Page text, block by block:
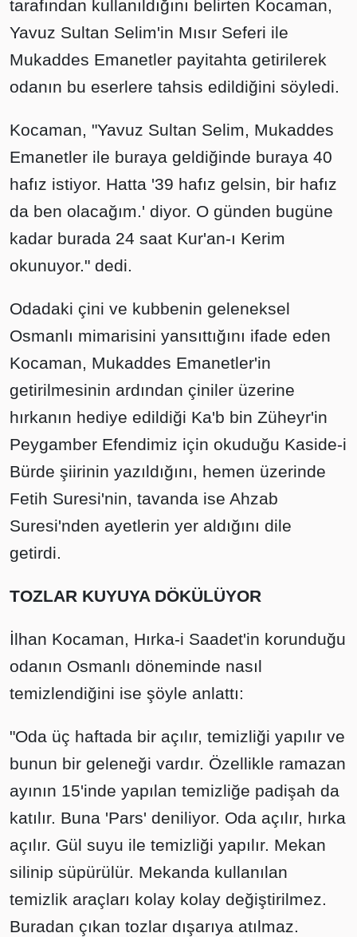
tarafından kullanıldığını belirten Kocaman,
Yavuz Sultan Selim'in Mısır Seferi ile
Mukaddes Emanetler payitahta getirilerek
odanın bu eserlere tahsis edildiğini söyledi.
Kocaman, "Yavuz Sultan Selim, Mukaddes
Emanetler ile buraya geldiğinde buraya 40
hafız istiyor. Hatta '39 hafız gelsin, bir hafız
da ben olacağım.' diyor. O günden bugüne
kadar burada 24 saat Kur'an-ı Kerim
okunuyor." dedi.
Odadaki çini ve kubbenin geleneksel
Osmanlı mimarisini yansıttığını ifade eden
Kocaman, Mukaddes Emanetler'in
getirilmesinin ardından çiniler üzerine
hırkanın hediye edildiği Ka'b bin Züheyr'in
Peygamber Efendimiz için okuduğu Kaside-i
Bürde şiirinin yazıldığını, hemen üzerinde
Fetih Suresi'nin, tavanda ise Ahzab
Suresi'nden ayetlerin yer aldığını dile
getirdi.
TOZLAR KUYUYA DÖKÜLÜYOR
İlhan Kocaman, Hırka-i Saadet'in korunduğu
odanın Osmanlı döneminde nasıl
temizlendiğini ise şöyle anlattı:
"Oda üç haftada bir açılır, temizliği yapılır ve
bunun bir geleneği vardır. Özellikle ramazan
ayının 15'inde yapılan temizliğe padişah da
katılır. Buna 'Pars' deniliyor. Oda açılır, hırka
açılır. Gül suyu ile temizliği yapılır. Mekan
silinip süpürülür. Mekanda kullanılan
temizlik araçları kolay kolay değiştirilmez.
Buradan çıkan tozlar dışarıya atılmaz.